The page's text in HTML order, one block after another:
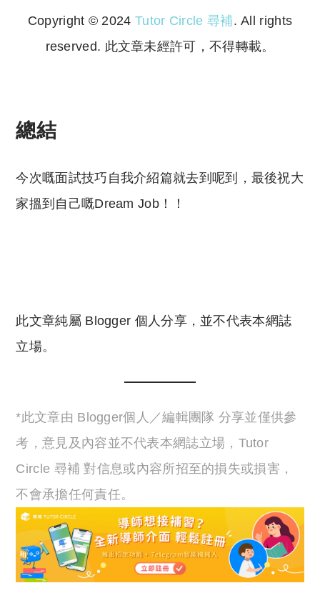
Copyright © 2024 Tutor Circle 尋補. All rights
reserved. 此文章未經許可，不得轉載。
總結
今次嘅面試技巧自我介紹篇就去到呢到，最後祝大
家搵到自己嘅Dream Job！！
此文章純屬 Blogger 個人分享，並不代表本網誌
立場。
*此文章由 Blogger個人／編輯團隊 分享並僅供參
考，意見及內容並不代表本網誌立場，Tutor
Circle 尋補 對信息或內容所招至的損失或損害，
不會承擔任何責任。